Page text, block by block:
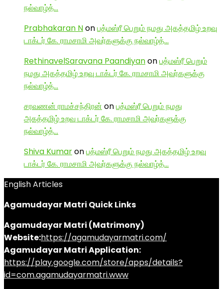
நல்வாழ்த்…
Prabhakaran Nonபத்மஸ்ரீ பெறும் நமது அகத்தமிழ் உறவு
டாக்டர் கே. ராமசாமி அவர்களுக்கு நல்வாழ்த்…
RethinavelSaravana Paandiyanonபத்மஸ்ரீ பெறும்
நமது அகத்தமிழ் உறவு டாக்டர் கே. ராமசாமி அவர்களுக்கு
நல்வாழ்த்…
சரவணன் ராமச்சந்திரன் onபத்மஸ்ரீ பெறும் நமது
அகத்தமிழ் உறவு டாக்டர் கே. ராமசாமி அவர்களுக்கு
நல்வாழ்த்…
Shiva Kumaronபத்மஸ்ரீ பெறும் நமது அகத்தமிழ் உறவு
டாக்டர் கே. ராமசாமி அவர்களுக்கு நல்வாழ்த்…
English Articles
Agamudayar Matri Quick Links
Agamudayar Matri (Matrimony)
Website:https://agamudayarmatri.com/
Agamudayar Matri Application:
https://play.google.com/store/apps/details?
id=com.agamudayarmatri.www